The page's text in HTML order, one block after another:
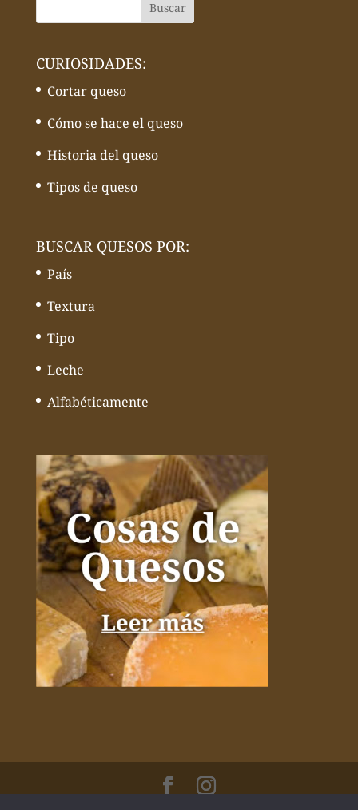
CURIOSIDADES:
Cortar queso
Cómo se hace el queso
Historia del queso
Tipos de queso
BUSCAR QUESOS POR:
País
Textura
Tipo
Leche
Alfabéticamente